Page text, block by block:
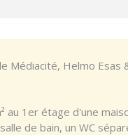
Médiacité, Helmo
au 1er étage d'une
de bain, un WC